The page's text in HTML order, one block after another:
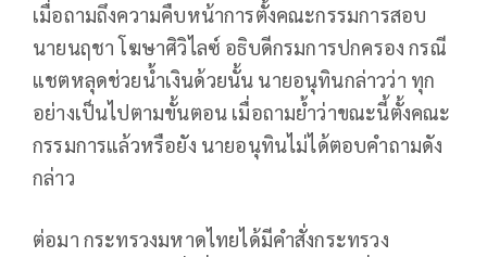
เมื่อถามถึงความคืบหน้าการตั้งคณะกรรมการสอบ
นายนฤชา โฆษาศิวิไลซ์ อธิบดีกรมการปกครอง กรณี
แชตหลุดช่วยน้ำเงินด้วยนั้น นายอนุทินกล่าวว่า ทุก
อย่างเป็นไปตามขั้นตอน เมื่อถามย้ำว่าขณะนี้ตั้งคณะ
กรรมการแล้วหรือยัง นายอนุทินไม่ได้ตอบคำถามดัง
กล่าว
ต่อมา กระทรวงมหาดไทยได้มีคำสั่งกระทรวง